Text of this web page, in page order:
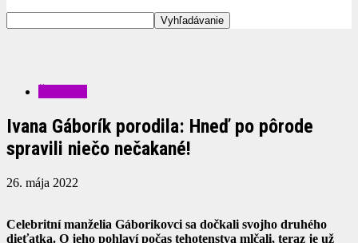
Ivana Gáborík porodila: Hneď po pôrode
spravili niečo nečakané!
26. mája 2022
Celebritní manželia Gáborikovci sa dočkali svojho druhého
dieťatka. O jeho pohlaví počas tehotenstva mlčali, teraz je už